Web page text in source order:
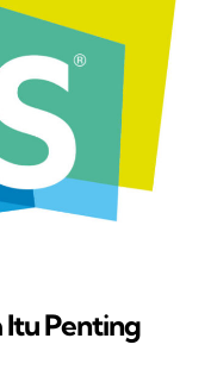
Itu Penting